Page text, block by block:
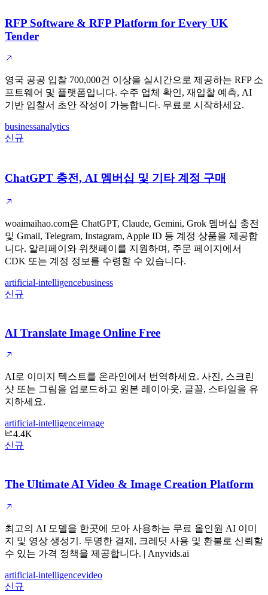
RFP Software & RFP Platform for Every UK
Tender
영국 공공 입찰 700,000건 이상을 실시간으로 제공하는 RFP 소
프트웨어 및 플랫폼입니다. 수주 업체 확인, 재입찰 예측, AI
기반 입찰서 초안 작성이 가능합니다. 무료로 시작하세요.
businessanalytics
신규
ChatGPT 충전, AI 멤버십 및 기타 계정 구매
woaimaihao.com은 ChatGPT, Claude, Gemini, Grok 멤버십 충전
및 Gmail, Telegram, Instagram, Apple ID 등 계정 상품을 제공합
니다. 알리페이와 위챗페이를 지원하며, 주문 페이지에서
CDK 또는 계정 정보를 수령할 수 있습니다.
artificial-intelligencebusiness
신규
AI Translate Image Online Free
AI로 이미지 텍스트를 온라인에서 번역하세요. 사진, 스크린
샷 또는 그림을 업로드하고 원본 레이아웃, 글꼴, 스타일을 유
지하세요.
artificial-intelligenceimage
4.4K
신규
The Ultimate AI Video & Image Creation Platform
최고의 AI 모델을 한곳에 모아 사용하는 무료 올인원 AI 이미
지 및 영상 생성기. 투명한 결제, 크레딧 사용 및 환불로 신뢰할
수 있는 가격 정책을 제공합니다. | Anyvids.ai
artificial-intelligencevideo
신규